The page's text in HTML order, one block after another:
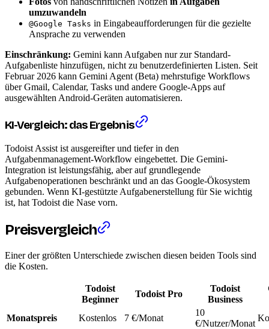
umzuwandeln
@Google Tasks in Eingabeaufforderungen für die gezielte
Ansprache zu verwenden
Einschränkung: Gemini kann Aufgaben nur zur Standard-
Aufgabenliste hinzufügen, nicht zu benutzerdefinierten Listen. Seit
Februar 2026 kann Gemini Agent (Beta) mehrstufige Workflows
über Gmail, Calendar, Tasks und andere Google-Apps auf
ausgewählten Android-Geräten automatisieren.
KI-Vergleich: das Ergebnis
Todoist Assist ist ausgereifter und tiefer in den
Aufgabenmanagement-Workflow eingebettet. Die Gemini-
Integration ist leistungsfähig, aber auf grundlegende
Aufgabenoperationen beschränkt und an das Google-Ökosystem
gebunden. Wenn KI-gestützte Aufgabenerstellung für Sie wichtig
ist, hat Todoist die Nase vorn.
Preisvergleich
Einer der größten Unterschiede zwischen diesen beiden Tools sind
die Kosten.
Todoist
Beginner
Todoist Pro
Todoist
Business
Monatspreis Kostenlos 7 €/Monat
10
€/Nutzer/Monat